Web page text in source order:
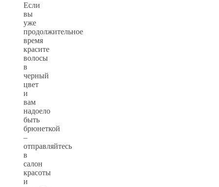
Если
вы
уже
продолжительное
время
красите
волосы
в
черный
цвет
и
вам
надоело
быть
брюнеткой
–
отправляйтесь
в
салон
красоты
и